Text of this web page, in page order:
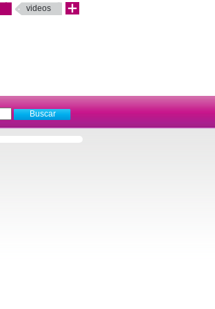
videos